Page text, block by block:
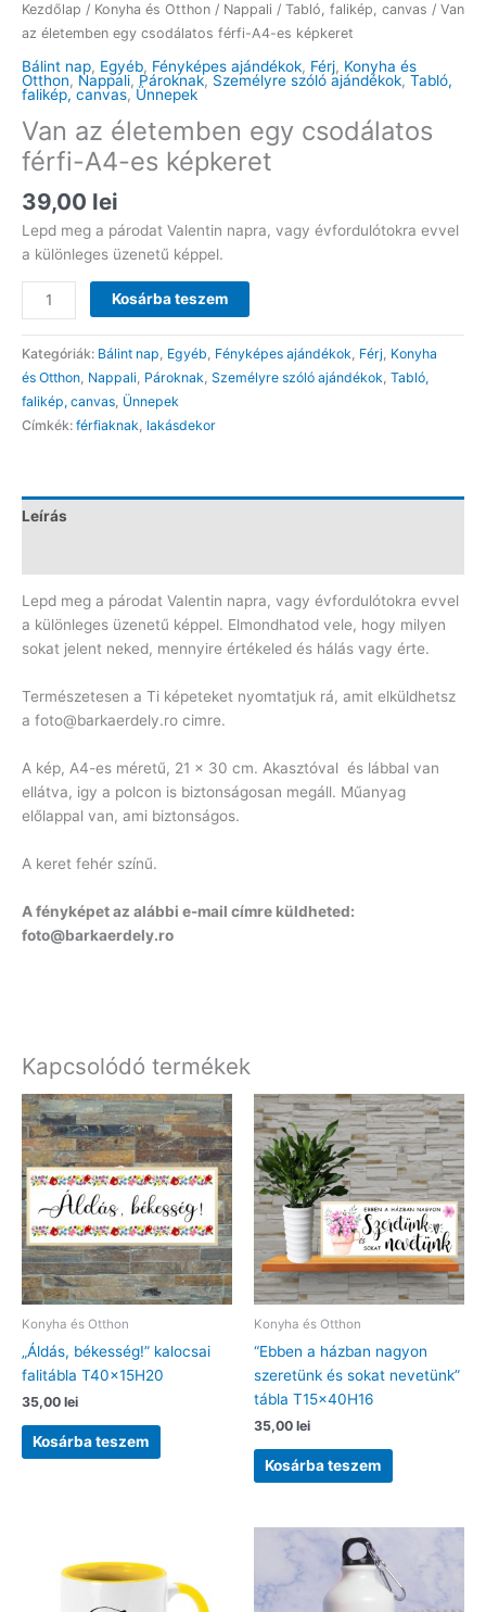
Kezdőlap / Konyha és Otthon / Nappali / Tabló, falikép, canvas / Van
az életemben egy csodálatos férfi-A4-es képkeret
Bálint nap, Egyéb, Fényképes ajándékok, Férj, Konyha és
Otthon, Nappali, Pároknak, Személyre szóló ajándékok, Tabló,
falikép, canvas, Ünnepek
Van az életemben egy csodálatos
férfi-A4-es képkeret
39,00 lei
Lepd meg a párodat Valentin napra, vagy évfordulótokra evvel
a különleges üzenetű képpel.
az
életemben
egy
csodálatos
férfi-
A4-
mennyiség
Kosárba teszem
Kategóriák: Bálint nap Egyéb Fényképes ajándékok Férj Konyha
és Otthon Nappali Pároknak Személyre szóló ajándékok Tabló,
falikép, canvas Ünnepek
Címkék: férfiaknak lakásdekor
Leírás
Lepd meg a párodat Valentin napra, vagy évfordulótokra evvel
a különleges üzenetű képpel. Elmondhatod vele, hogy milyen
sokat jelent neked, mennyire értékeled és hálás vagy érte.
Természetesen a Ti képeteket nyomtatjuk rá, amit elküldhetsz
a foto@barkaerdely.ro cimre.
A kép, A4-es méretű, 21 x 30 cm. Akasztóval és lábbal van
ellátva, igy a polcon is biztonságosan megáll. Műanyag
előlappal van, ami biztonságos.
A keret fehér színű.
A fényképet az alábbi e-mail címre küldheted:
foto@barkaerdely.ro
Kapcsolódó termékek
Konyha és Otthon
„Áldás, békesség!” kalocsai
falitábla T40x15H20
35,00 lei
Kosárba teszem
Konyha és Otthon
“Ebben a házban nagyon
szeretünk és sokat nevetünk”
tábla T15x40H16
35,00 lei
Kosárba teszem